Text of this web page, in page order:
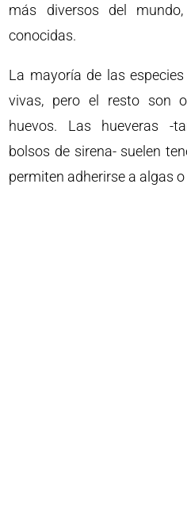
más diversos del
conocidas.
La mayoría de las
vivas, pero el resto son
huevos. Las hueveras -
bolsos de sirena- suelen
permiten adherirse a algas